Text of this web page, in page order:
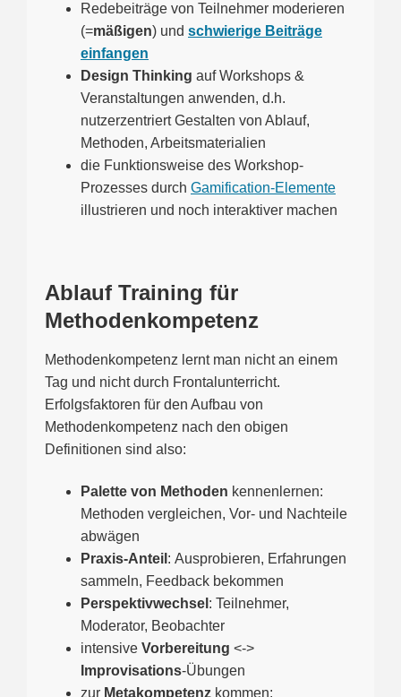
Redebeiträge von Teilnehmer moderieren
(=mäßigen) und schwierige Beiträge
einfangen
Design Thinking auf Workshops &
Veranstaltungen anwenden, d.h.
nutzerzentriert Gestalten von Ablauf,
Methoden, Arbeitsmaterialien
die Funktionsweise des Workshop-
Prozesses durch Gamification-Elemente
illustrieren und noch interaktiver machen
Ablauf Training für
Methodenkompetenz
Methodenkompetenz lernt man nicht an einem
Tag und nicht durch Frontalunterricht.
Erfolgsfaktoren für den Aufbau von
Methodenkompetenz nach den obigen
Definitionen sind also:
Palette von Methoden kennenlernen:
Methoden vergleichen, Vor- und Nachteile
abwägen
Praxis-Anteil : Ausprobieren, Erfahrungen
sammeln, Feedback bekommen
Perspektivwechsel : Teilnehmer,
Moderator, Beobachter
intensive Vorbereitung <->
Improvisations-Übungen
zur Metakompetenz kommen: